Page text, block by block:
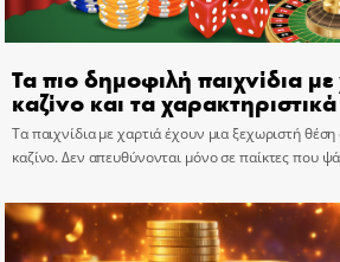
Τα πιο δημοφιλή παιχνίδια
καζίνο και τα
Τα παιχνίδια με χαρτιά έχουν μια ξεχωριστή
καζίνο. Δεν απευθύνονται μόνο σε παίκτες που